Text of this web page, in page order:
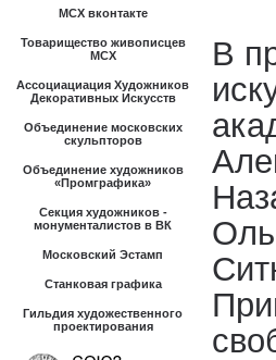
МСХ вконтакте
Товарищество живописцев
МСХ
Ассоциациация Художников
Декоративных Искусств
Объединение московских
скульпторов
Объединение художников
«Промграфика»
Секция художников -
монументалистов в ВК
Московский Эстамп
Станковая графика
Гильдия художественного
проектирования
В